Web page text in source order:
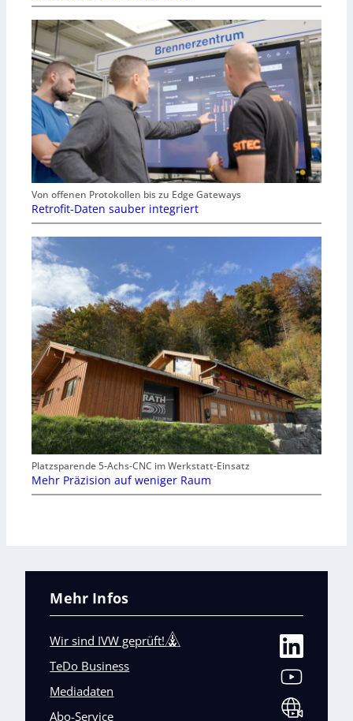
Von offenen Protokollen bis zu Edge Gateways
Retrofit-Daten sauber integriert
Platzsparende 5-Achs-CNC im Werkstatt-Einsatz
Mehr Präzision auf weniger Raum
Mehr Infos
Wir sind IVW geprüft!
TeDo Business
Mediadaten
Abo-Service